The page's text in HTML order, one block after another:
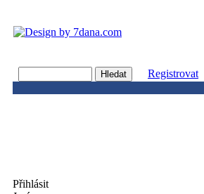
Registrovat
Přihlásit